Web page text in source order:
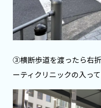
③横断歩道を渡ったら右
ーティクリニックの入っ